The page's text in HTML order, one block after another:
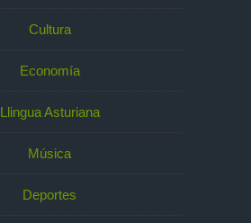
Cultura
Economía
Llingua Asturiana
Música
Deportes